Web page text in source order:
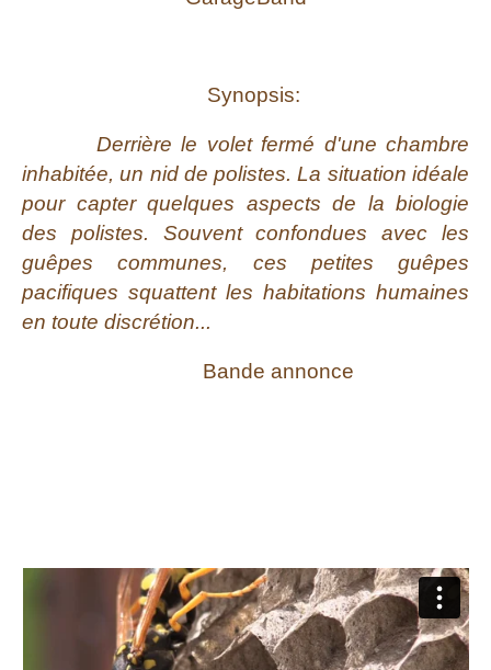
Synopsis:
Derrière le volet fermé d'une chambre
inhabitée, un nid de polistes. La situation idéale
pour capter quelques aspects de la biologie
des polistes. Souvent confondues avec les
guêpes communes, ces petites guêpes
pacifiques squattent les habitations humaines
en toute discrétion...
Bande annonce